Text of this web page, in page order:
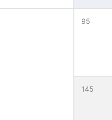
95
145